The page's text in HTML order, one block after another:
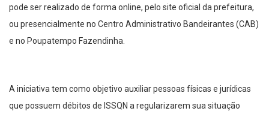
pode ser realizado de forma online, pelo site oficial da prefeitura,
ou presencialmente no Centro Administrativo Bandeirantes (CAB)
e no Poupatempo Fazendinha.
A iniciativa tem como objetivo auxiliar pessoas físicas e jurídicas
que possuem débitos de ISSQN a regularizarem sua situação